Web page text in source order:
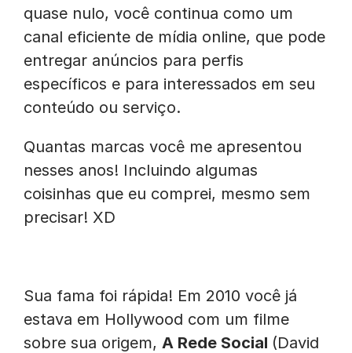
quase nulo, você continua como um
canal eficiente de mídia online, que pode
entregar anúncios para perfis
específicos e para interessados em seu
conteúdo ou serviço.
Quantas marcas você me apresentou
nesses anos! Incluindo algumas
coisinhas que eu comprei, mesmo sem
precisar! XD
Sua fama foi rápida! Em 2010 você já
estava em Hollywood com um filme
sobre sua origem, A Rede Social (David